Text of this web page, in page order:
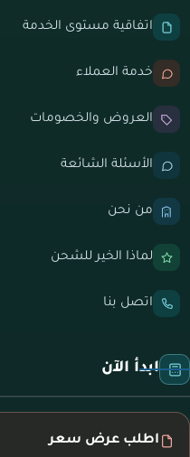
اتفاقية مستوى الخدمة
خدمة العملاء
العروض والخصومات
الأسئلة الشائعة
من نحن
لماذا الخير للشحن
اتصل بنا
ابدأ الآن
اطلب عرض سعر